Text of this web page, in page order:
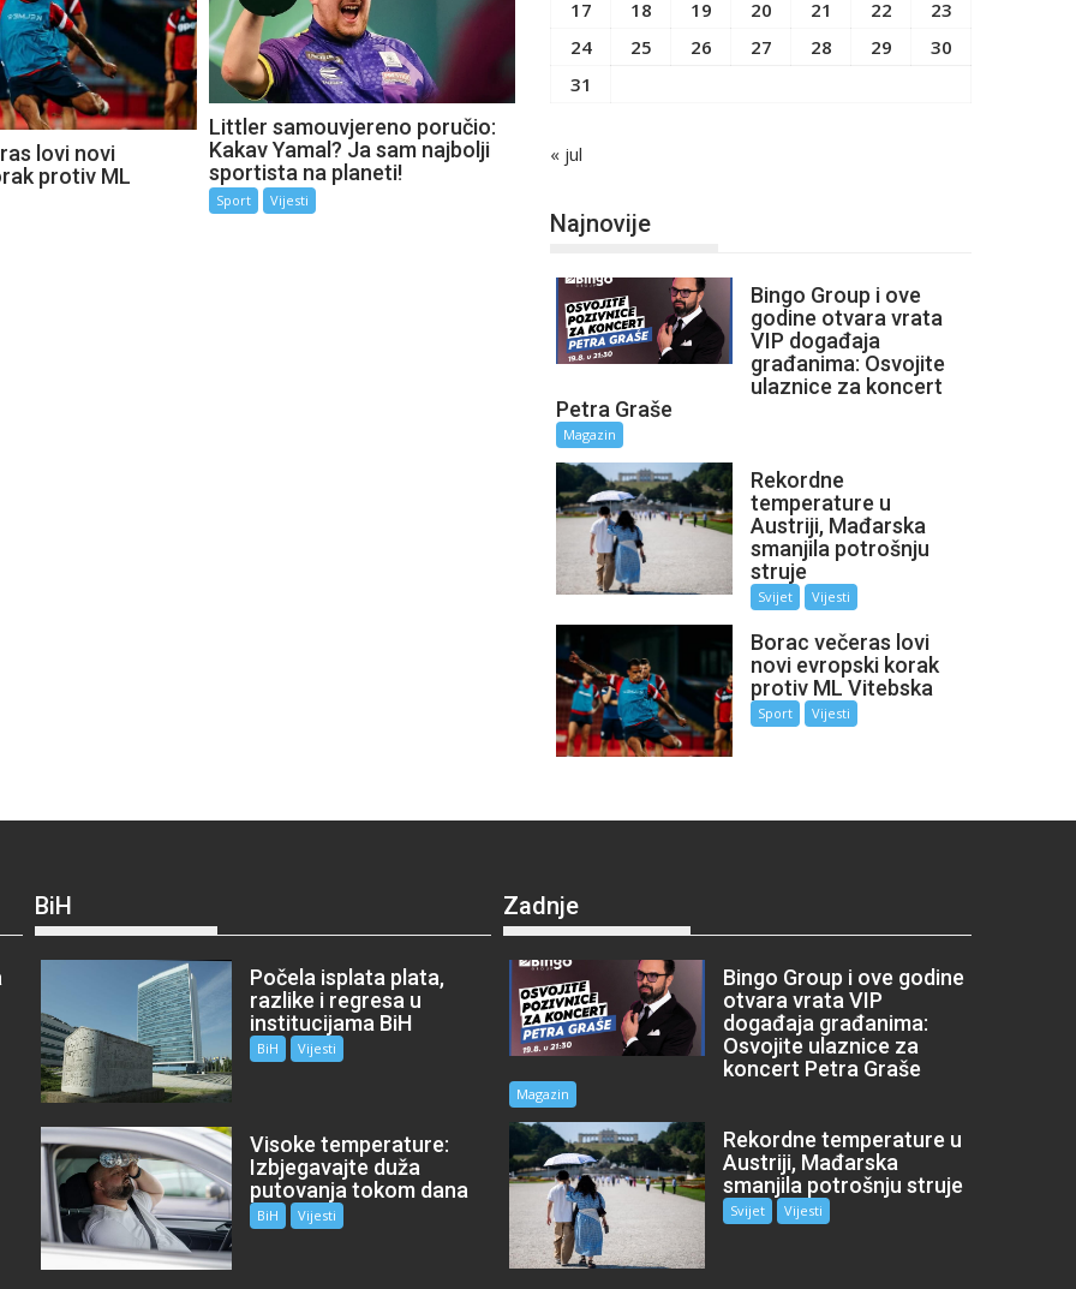
lovi novi
protiv ML
Littler samouvjereno poručio:
Kakav Yamal? Ja sam najbolji
sportista na planeti!
Sport Vijesti
17
18 19 20 21 22
23
24
25 26 27 28 29
30
31
« jul
Najnovije
Bingo Group i ove
godine otvara vrata
VIP događaja
građanima: Osvojite
ulaznice za koncert
Petra Graše
Magazin
Rekordne
temperature u
Austriji, Mađarska
smanjila potrošnju
struje
Svijet Vijesti
Borac večeras lovi
novi evropski korak
protiv ML Vitebska
Sport Vijesti
BiH
Počela isplata plata,
razlike i regresa u
institucijama BiH
BiH Vijesti
Visoke temperature:
Izbjegavajte duža
putovanja tokom dana
BiH Vijesti
Zadnje
Bingo Group i ove godine
otvara vrata VIP
događaja građanima:
Osvojite ulaznice za
koncert Petra Graše
Magazin
Rekordne temperature u
Austriji, Mađarska
smanjila potrošnju struje
Svijet Vijesti